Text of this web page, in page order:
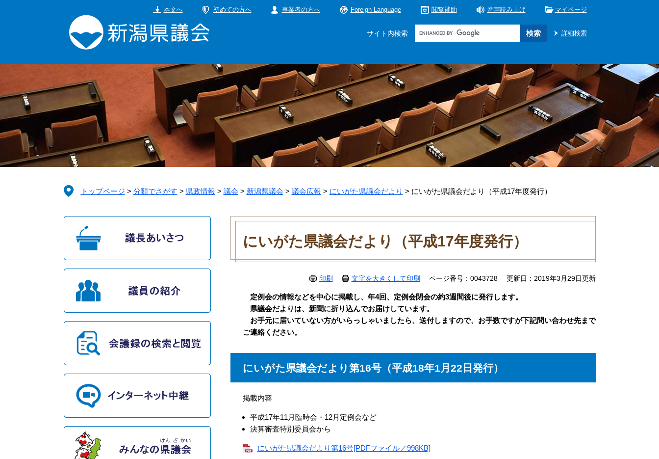
頭
飛
て
へ
本文へ 初めての方へ 事業者の方へ Foreign Language 閲覧補助 音声読み上げ マイページ
サイト内検索
Google
ム
索
詳細検索
トップページ > 分類でさがす > 県政情報 > 議会 > 新潟県議会 > 議会広報 > にいがた県議会だより > にいがた県議会だより（平成17年度発行）
本
にいがた県議会だより（平成17年度発行）
印刷 文字を大きくして印刷 ページ番号：0043728 更新日：2019年3月29日更新
定例会の情報などを中心に掲載し、年4回、定例会閉会の約3週間後に発行します。
県議会だよりは、新聞に折り込んでお届けしています。
お手元に届いていない方がいらっしゃいましたら、送付しますので、お手数ですが下記問い合わせ先まで
ご連絡ください。
にいがた県議会だより第16号（平成18年1月22日発行）
掲載内容
平成17年11月臨時会・12月定例会など
決算審査特別委員会から
にいがた県議会だより第16号[PDFファイル／998KB]